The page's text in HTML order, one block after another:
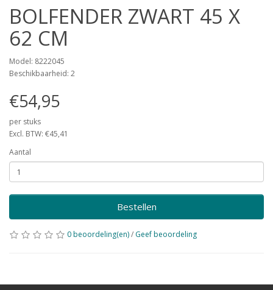
BOLFENDER ZWART 45 X
62 CM
Model: 8222045
Beschikbaarheid: 2
€54,95
per stuks
Excl. BTW: €45,41
Aantal
Bestellen
0 beoordeling(en)/ Geef beoordeling